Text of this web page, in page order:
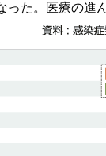
た。医療の進